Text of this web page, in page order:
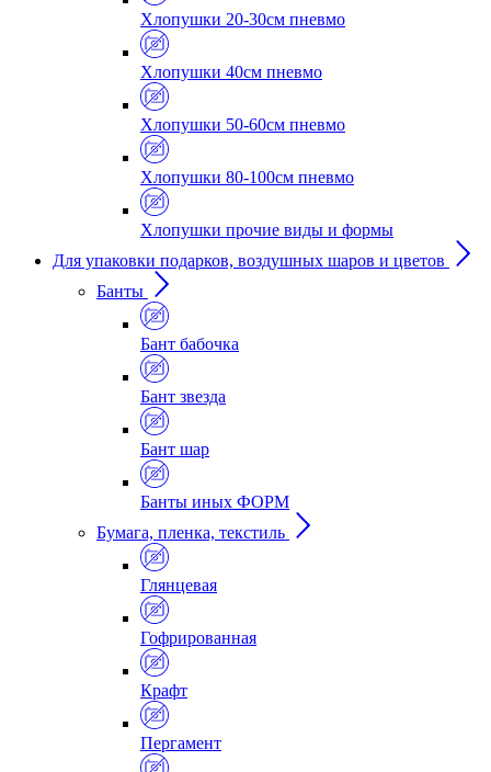
Хлопушки 20-30см пневмо
Хлопушки 40см пневмо
Хлопушки 50-60см пневмо
Хлопушки 80-100см пневмо
Хлопушки прочие виды и формы
Для упаковки подарков, воздушных шаров и цветов
Банты
Бант бабочка
Бант звезда
Бант шар
Банты иных ФОРМ
Бумага, пленка, текстиль
Глянцевая
Гофрированная
Крафт
Пергамент